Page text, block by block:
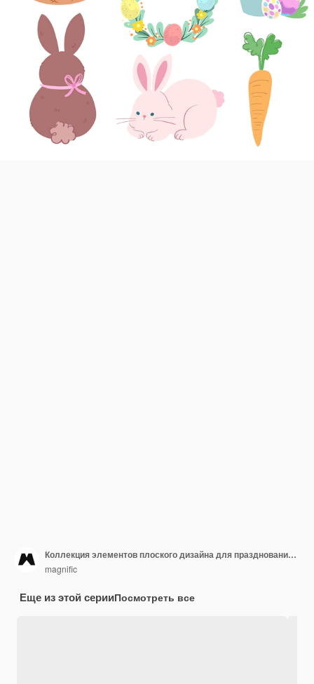
Коллекция элементов плоского дизайна для празднования пасхи
magnific
Еще из этой серииПосмотреть все